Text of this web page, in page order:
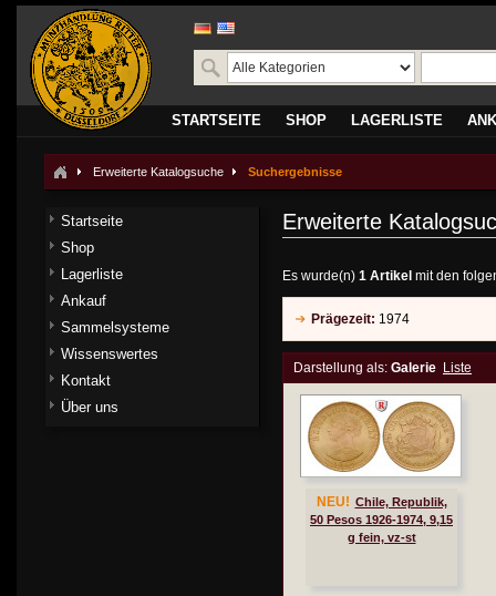
STARTSEITE SHOP LAGERLISTE
Erweiterte Katalogsuche Suchergebnisse
Erweiterte
Es wurde(n) 1 Artikel mit den
Prägezeit: 1974
Darstellung als: Galerie Liste
NEU! Chile, Republik,
50 Pesos 1926-1974, 9,15
g fein, vz-st
Startseite
Shop
Lagerliste
Ankauf
Sammelsysteme
Wissenswertes
Kontakt
Über uns